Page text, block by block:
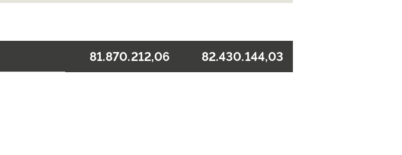
81.870.212,06 82.430.144,03